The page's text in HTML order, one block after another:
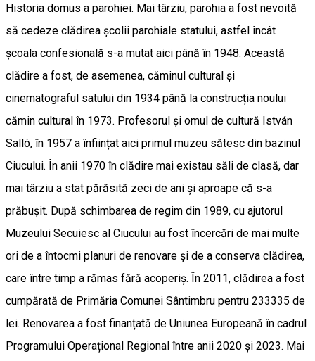
Historia domus a parohiei. Mai târziu, parohia a fost nevoită
să cedeze clădirea școlii parohiale statului, astfel încât
școala confesională s-a mutat aici până în 1948. Această
clădire a fost, de asemenea, căminul cultural și
cinematograful satului din 1934 până la construcția noului
cămin cultural în 1973. Profesorul și omul de cultură István
Salló, în 1957 a înființat aici primul muzeu sătesc din bazinul
Ciucului. În anii 1970 în clădire mai existau săli de clasă, dar
mai târziu a stat părăsită zeci de ani și aproape că s-a
prăbușit. După schimbarea de regim din 1989, cu ajutorul
Muzeului Secuiesc al Ciucului au fost încercări de mai multe
ori de a întocmi planuri de renovare și de a conserva clădirea,
care între timp a rămas fără acoperiș. În 2011, clădirea a fost
cumpărată de Primăria Comunei Sântimbru pentru 233335 de
lei. Renovarea a fost finanțată de Uniunea Europeană în cadrul
Programului Operațional Regional între anii 2020 și 2023. Mai